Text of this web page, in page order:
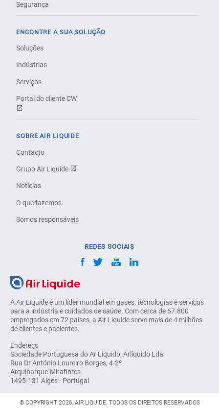
A Air Liquide é um líder mundial em gases, tecnologias e serviços
para a indústria e cuidados de saúde. Com cerca de 67.800
empregados em 72 países, a Air Liquide serve mais de 4 milhões
de clientes e pacientes.
Endereço
Sociedade Portuguesa do Ar Líquido, Arlíquido Lda
Rua Dr António Loureiro Borges, 4-2º
Arquiparque-Miraflores
1495-131 Algés - Portugal
Segurança
ENCONTRE A SUA SOLUÇÃO
Soluções
Indústrias
Serviços
Portal do cliente CW
SOBRE AIR LIQUIDE
Contacto
Grupo Air Liquide
Notícias
O que fazemos
Somos responsáveis
REDES SOCIAIS
© COPYRIGHT 2026, AIR LIQUIDE. TODOS OS DIREITOS RESERVADOS